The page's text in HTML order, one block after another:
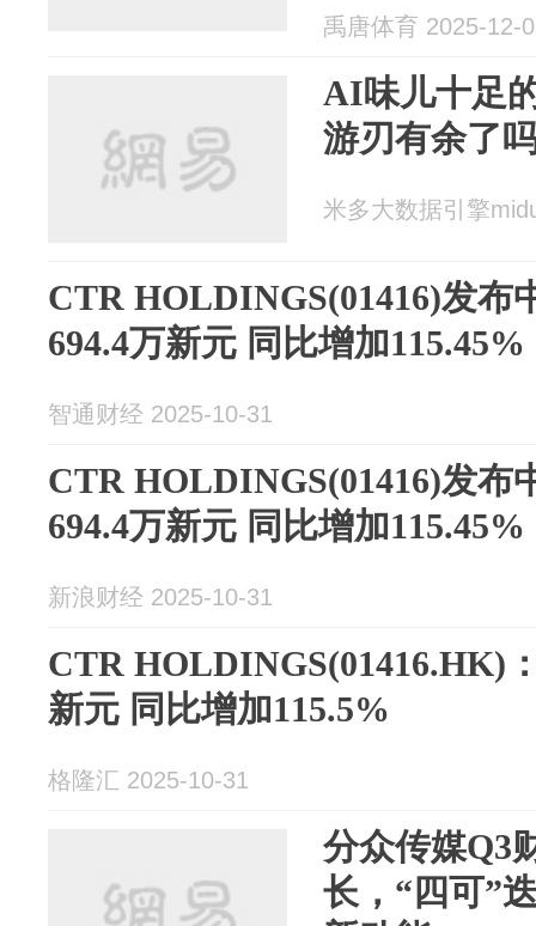
讨论
禹唐体育 2025-12-
AI味儿十足
游刃有余了
米多大数据引擎
CTR HOLDINGS(01416)发布
694.4万新元 同比增加115.45%
智通财经 2025-10-31
CTR HOLDINGS(01416)发布
694.4万新元 同比增加115.45%
新浪财经 2025-10-31
CTR HOLDINGS(01416.HK)
新元 同比增加115.5%
格隆汇 2025-10-31
分众传媒Q3
长，“四可”